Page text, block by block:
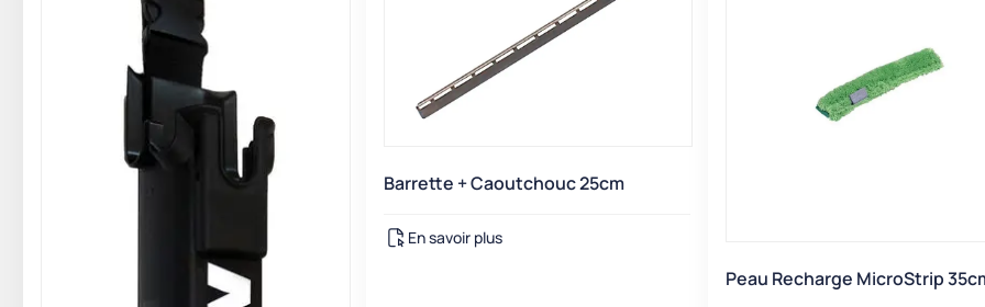
Barrette + Caoutchouc 25cm
En savoir plus
Peau Recharge MicroStrip